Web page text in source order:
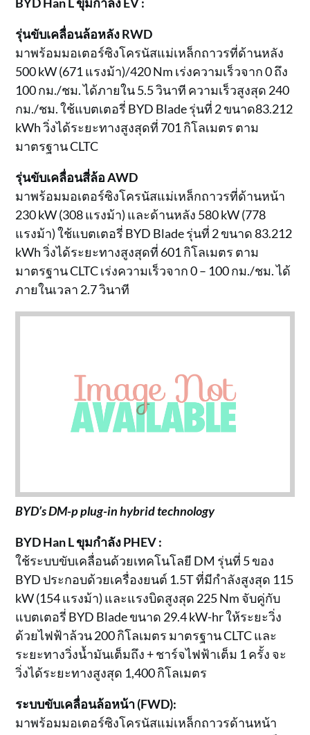
รุ่นขับเคลื่อนล้อหลัง RWD
มาพร้อมมอเตอร์ซิงโครนัสแม่เหล็กถาวรที่ด้านหลัง
500 kW (671 แรงม้า)/420 Nm เร่งความเร็วจาก 0 ถึง
100 กม./ชม. ได้ภายใน 5.5 วินาที ความเร็วสูงสุด 240
กม./ชม. ใช้แบตเตอรี่ BYD Blade รุ่นที่ 2 ขนาด83.212
kWh วิ่งได้ระยะทางสูงสุดที่ 701 กิโลเมตร ตาม
มาตรฐาน CLTC
รุ่นขับเคลื่อนสี่ล้อ AWD
มาพร้อมมอเตอร์ซิงโครนัสแม่เหล็กถาวรที่ด้านหน้า
230 kW (308 แรงม้า) และด้านหลัง 580 kW (778
แรงม้า) ใช้แบตเตอรี่ BYD Blade รุ่นที่ 2 ขนาด 83.212
kWh วิ่งได้ระยะทางสูงสุดที่ 601 กิโลเมตร ตาม
มาตรฐาน CLTC เร่งความเร็วจาก 0 – 100 กม./ชม. ได้
ภายในเวลา 2.7 วินาที
BYD’s DM-p plug-in hybrid technology
BYD Han L ขุมกำลัง PHEV :
ใช้ระบบขับเคลื่อนด้วยเทคโนโลยี DM รุ่นที่ 5 ของ
BYD ประกอบด้วยเครื่องยนต์ 1.5T ที่มีกำลังสูงสุด 115
kW (154 แรงม้า) และแรงบิดสูงสุด 225 Nm จับคู่กับ
แบตเตอรี่ BYD Blade ขนาด 29.4 kW-hr ให้ระยะวิ่ง
ด้วยไฟฟ้าล้วน 200 กิโลเมตร มาตรฐาน CLTC และ
ระยะทางวิ่งน้ำมันเต็มถึง + ชาร์จไฟฟ้าเต็ม 1 ครั้ง จะ
วิ่งได้ระยะทางสูงสุด 1,400 กิโลเมตร
ระบบขับเคลื่อนล้อหน้า (FWD):
มาพร้อมมอเตอร์ซิงโครนัสแม่เหล็กถาวรด้านหน้า